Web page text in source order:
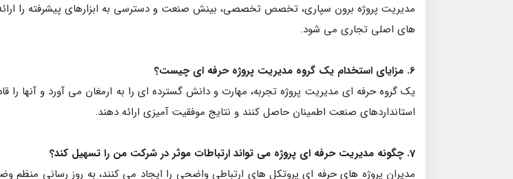
مدیریت پروژه برون سپاری، تخصص تخصصی، بینش صنعت و دسترسی به ابزارهای پیشرفته را ارائه
های اصلی تجاری می شود.
6. مزایای استخدام یک گروه مدیریت پروژه حرفه ای چیست؟
یک گروه حرفه ای مدیریت پروژه تجربه، مهارت و دانش گسترده ای را به ارمغان می آورد و آنها را
استانداردهای صنعت اطمینان حاصل کنند و نتایج موفقیت آمیزی ارائه دهند.
7. چگونه مدیریت حرفه ای پروژه می تواند ارتباطات موثر در شرکت من را تسهیل کند؟
مدیران پروژه های حرفه ای پروتکل های ارتباطی واضحی را ایجاد می کنند، به روز رسانی منظم